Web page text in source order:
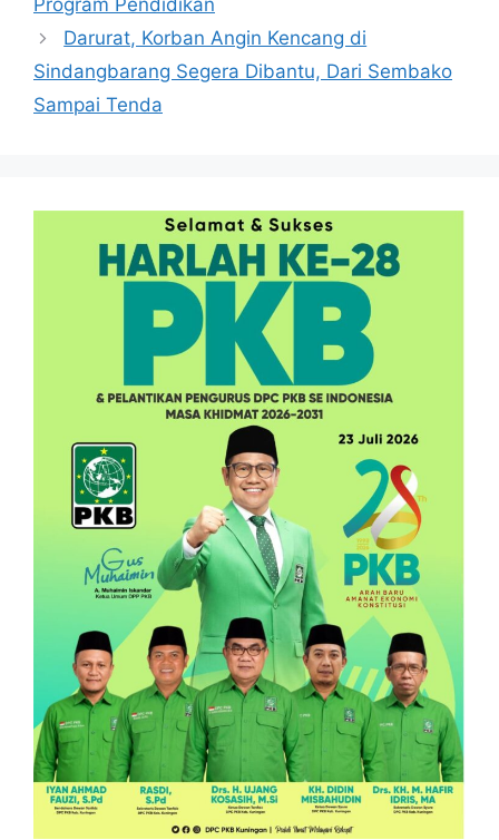
Program Pendidikan
Darurat, Korban Angin Kencang di
Sindangbarang Segera Dibantu, Dari Sembako
Sampai Tenda